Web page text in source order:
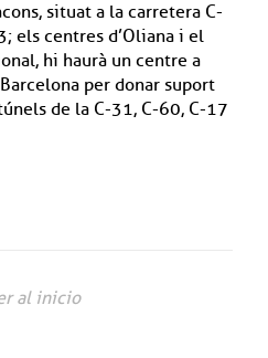
situat a la carretera C-
els centres d’Oliana i el
hi haurà un centre a
per donar suport
de la C-31, C-60, C-17
al inicio